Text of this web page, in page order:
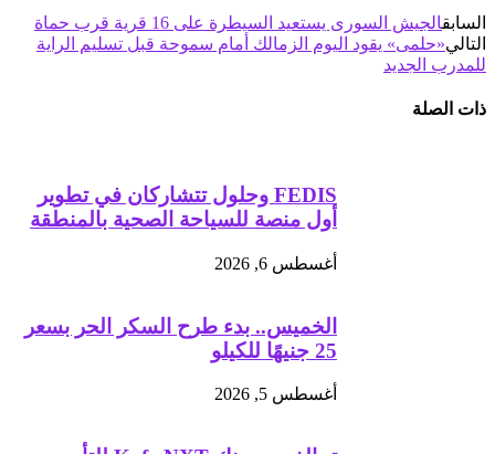
السابقالجيش السورى يستعيد السيطرة على 16 قرية قرب حماة
التالي«حلمى» يقود اليوم الزمالك أمام سموحة قبل تسليم الراية
للمدرب الجديد
ذات الصلة
FEDIS وحلول تتشاركان في تطوير
أول منصة للسياحة الصحية بالمنطقة
أغسطس 6, 2026
الخميس.. بدء طرح السكر الحر بسعر
25 جنيهًا للكيلو
أغسطس 5, 2026